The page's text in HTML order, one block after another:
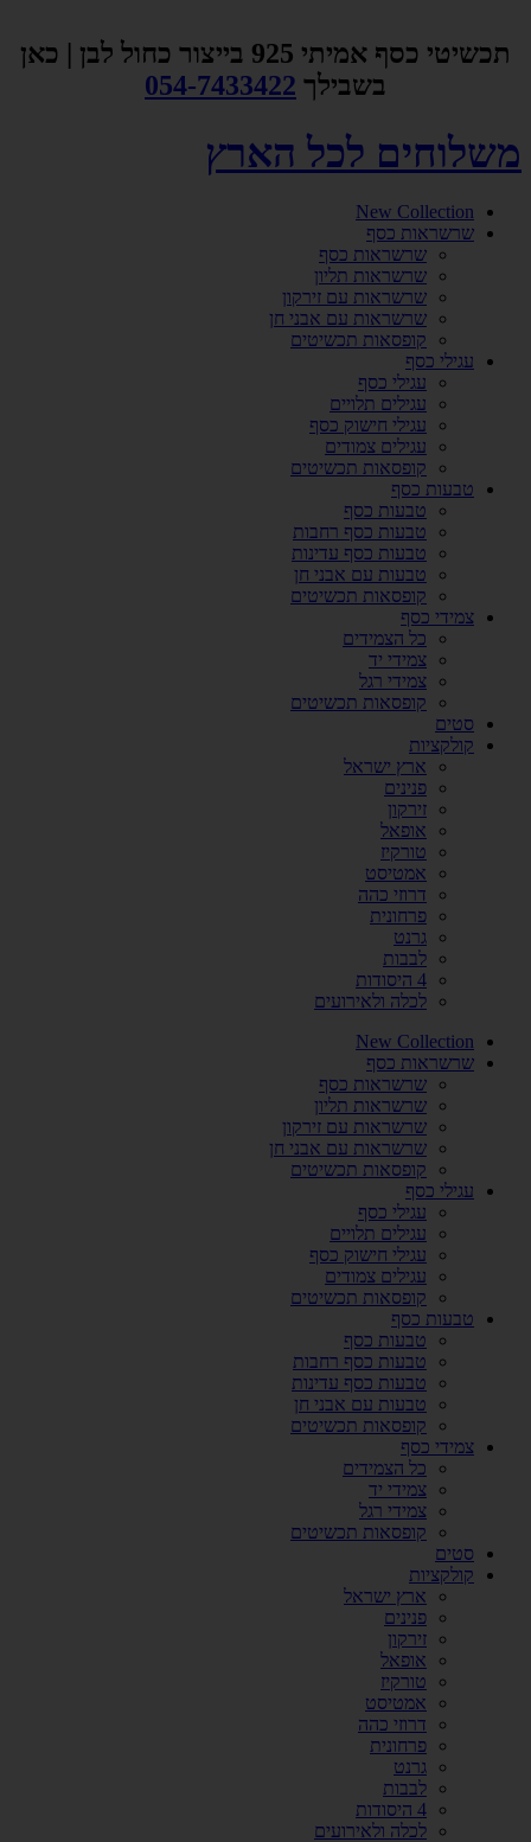
תכשיטי כסף אמיתי 925 בייצור כחול לבן | כאן
בשבילך 054-7433422
משלוחים לכל הארץ
New Collection
שרשראות כסף
שרשראות כסף
שרשראות תליון
שרשראות עם זירקון
שרשראות עם אבני חן
קופסאות תכשיטים
עגילי כסף
עגילי כסף
עגילים תלויים
עגילי חישוק כסף
עגילים צמודים
קופסאות תכשיטים
טבעות כסף
טבעות כסף
טבעות כסף רחבות
טבעות כסף עדינות
טבעות עם אבני חן
קופסאות תכשיטים
צמידי כסף
כל הצמידים
צמידי יד
צמידי רגל
קופסאות תכשיטים
סטים
קולקציות
ארץ ישראל
פנינים
זירקון
אופאל
טורקיז
אמטיסט
דרוזי כהה
פרחונית
גרנט
לבבות
4 היסודות
לכלה ולאירועים
New Collection
שרשראות כסף
שרשראות כסף
שרשראות תליון
שרשראות עם זירקון
שרשראות עם אבני חן
קופסאות תכשיטים
עגילי כסף
עגילי כסף
עגילים תלויים
עגילי חישוק כסף
עגילים צמודים
קופסאות תכשיטים
טבעות כסף
טבעות כסף
טבעות כסף רחבות
טבעות כסף עדינות
טבעות עם אבני חן
קופסאות תכשיטים
צמידי כסף
כל הצמידים
צמידי יד
צמידי רגל
קופסאות תכשיטים
סטים
קולקציות
ארץ ישראל
פנינים
זירקון
אופאל
טורקיז
אמטיסט
דרוזי כהה
פרחונית
גרנט
לבבות
4 היסודות
לכלה ולאירועים